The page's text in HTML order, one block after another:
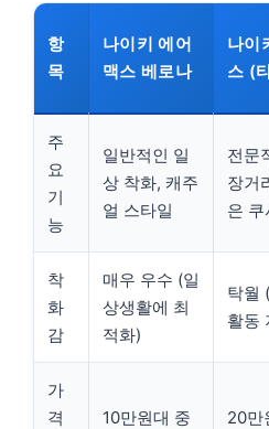
항
목
나이키 에어
맥스 베로나
나이
스 (
주
요
기
능
일반적인 일
상 착화, 캐주
얼 스타일
전문
장거
은 쿠
착
화
감
매우 우수 (일
상생활에 최
적화)
탁월
활동
가
격
10만원대 중
20만